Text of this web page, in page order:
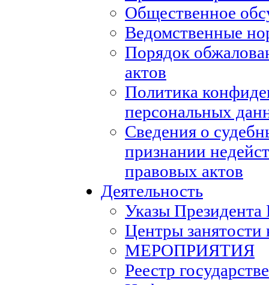
Общественное
Ведомственные
Порядок
актов
Политика
персональных
Сведения о
признании
правовых актов
Деятельность
Указы
Центры занятости
МЕРОПРИЯТИЯ
Реестр